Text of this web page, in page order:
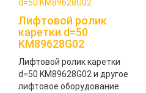
Лифтовой ролик
каретки d=50
KM89628G02
Лифтовой ролик каретки
d=50 KM89628G02 и другое
лифтовое оборудование